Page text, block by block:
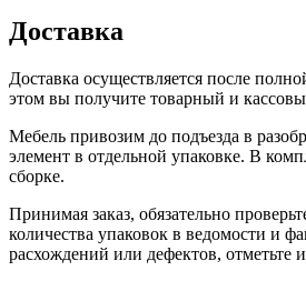
Доставка
Доставка осуществляется после
этом вы получите товарный и
Мебель привозим до подъезда в
элемент в отдельной упаковке. В
сборке.
Принимая заказ, обязательно
количества упаковок в ведомости и
расхождений или дефектов, отметьте